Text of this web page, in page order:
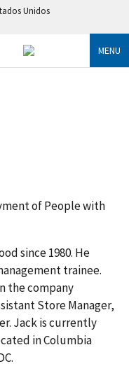
Unidos
MENU
of People with
since 1980. He
trainee.
the company
Store Manager,
Jack is currently
in Columbia